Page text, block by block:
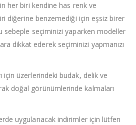
her biri kendine has renk ve
diğerine benzemediği için eşsiz birer
sebeple seçiminizi yaparken modeller
dikkat ederek seçiminizi yapmanızı
için üzerlerindeki budak, delik ve
doğal görünümlerinde kalmaları
uygulanacak indirimler için lütfen